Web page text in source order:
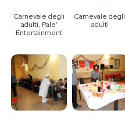
Carnevale degli
adulti, Pale’
Entertainment
Carnevale degli
adulti